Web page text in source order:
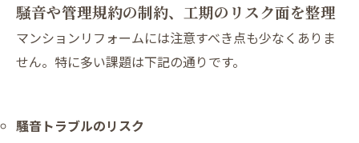
騒音や管理規約の制約、工期のリスク面を整理
マンションリフォームには注意すべき点も少なくありま
せん。特に多い課題は下記の通りです。
騒音トラブルのリスク